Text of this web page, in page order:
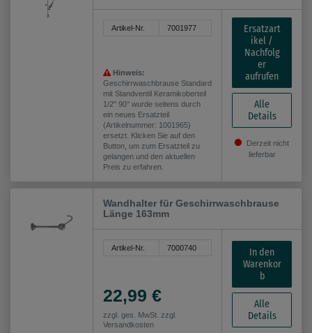
Artikel-Nr. 7001977
Hinweis:
Geschirrwaschbrause Standard
mit Standventil Keramikoberteil
1/2" 90° wurde seitens durch
ein neues Ersatzteil
(Artikelnummer: 1001965)
ersetzt. Klicken Sie auf den
Button, um zum Ersatzteil zu
gelangen und den aktuellen
Preis zu erfahren.
Ersatzart
ikel /
Nachfolg
er
aufrufen
Alle
Details
Derzeit nicht
lieferbar
Wandhalter für Geschirrwaschbrause
Länge 163mm
Artikel-Nr. 7000740
22,99 €
zzgl. ges. MwSt. zzgl.
Versandkosten
In den
Warenkor
b
Alle
Details